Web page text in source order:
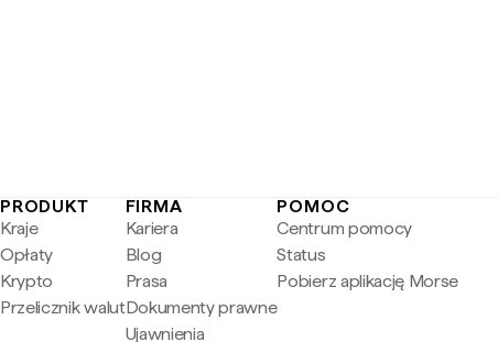
PRODUKT
Kraje
Opłaty
Krypto
Przelicznik walut
FIRMA
Kariera
Blog
Prasa
Dokumenty prawne
Ujawnienia
POMOC
Centrum pomocy
Status
Pobierz aplikację Morse